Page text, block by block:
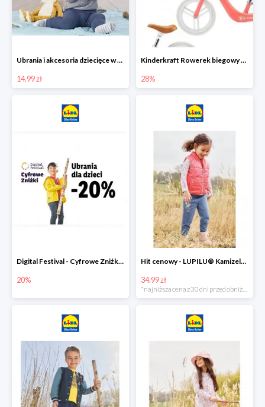
Ubrania i akcesoria dziecięce w Lidlu Online od 14,99 zł
14.99 zł
Kinderkraft Rowerek biegowy Fly
28%
Digital Festival - Cyfrowe Zniżki Ubrania dla dzieci w Lidlu -20%
20%
Hit cenowy - LUPILU® Kamizelka pikowana dziewczęca
34.99 zł